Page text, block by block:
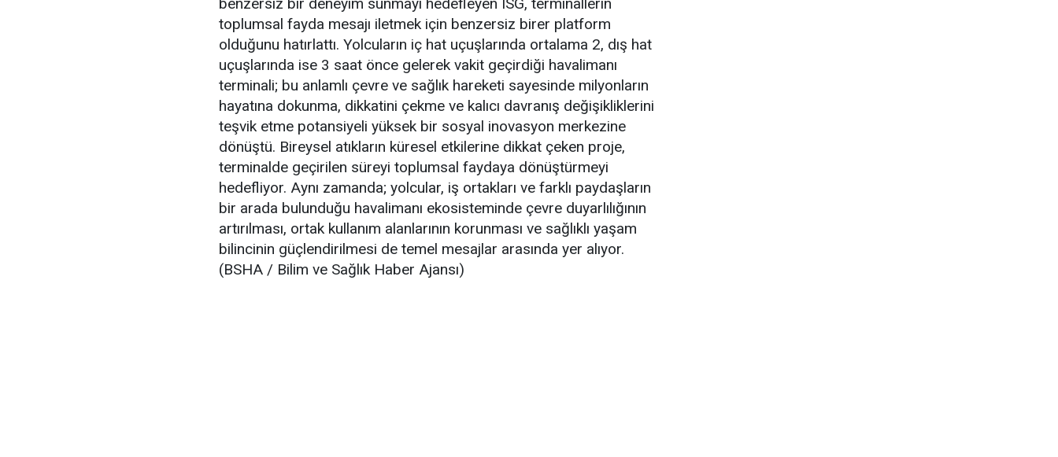
toplumsal fayda mesajı iletmek için benzersiz birer platform
olduğunu hatırlattı. Yolcuların iç hat uçuşlarında ortalama 2, dış hat
uçuşlarında ise 3 saat önce gelerek vakit geçirdiği havalimanı
terminali; bu anlamlı çevre ve sağlık hareketi sayesinde milyonların
hayatına dokunma, dikkatini çekme ve kalıcı davranış değişikliklerini
teşvik etme potansiyeli yüksek bir sosyal inovasyon merkezine
dönüştü. Bireysel atıkların küresel etkilerine dikkat çeken proje,
terminalde geçirilen süreyi toplumsal faydaya dönüştürmeyi
hedefliyor. Aynı zamanda; yolcular, iş ortakları ve farklı paydaşların
bir arada bulunduğu havalimanı ekosisteminde çevre duyarlılığının
artırılması, ortak kullanım alanlarının korunması ve sağlıklı yaşam
bilincinin güçlendirilmesi de temel mesajlar arasında yer alıyor.
(BSHA / Bilim ve Sağlık Haber Ajansı)